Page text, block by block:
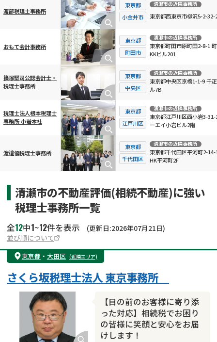
渡部税理士事務所
東京都
小金井市
清瀬市の近隣事務所
東京都西東京市柳沢5-2-32-
おもて会計事務所
東京都
町田市
清瀬市の近隣事務所
東京都町田市原町田2-8-1
KKビル201
篠塚堅司公認会計士・
税理士事務所
東京都
中央区
清瀬市の近隣事務所
東京都中央区京橋1-1-9 千
ル7B
税理士法人根本税理士
事務所 小岩本社
東京都
江戸川区
清瀬市の近隣事務所
東京都江戸川区西小岩3-31-
ーエイ小岩ビル2階
渡邉優税理士事務所
東京都
千代田区
清瀬市の近隣事務所
東京都千代田区平河町2-14-
HK平河町2F
清瀬市の不動産評価(相続不動産)に強い
税理士事務所一覧
全12中1~12件を表示
(更新日:2026年07月21日)
並び順について
東京都 ・ 大田区 (近隣エリア)
【目の前のお客様に寄り添
った対応】相続税でお困り
の皆様に笑顔と安心をお届
けします！
さくら坂税理士法人 東京事務所